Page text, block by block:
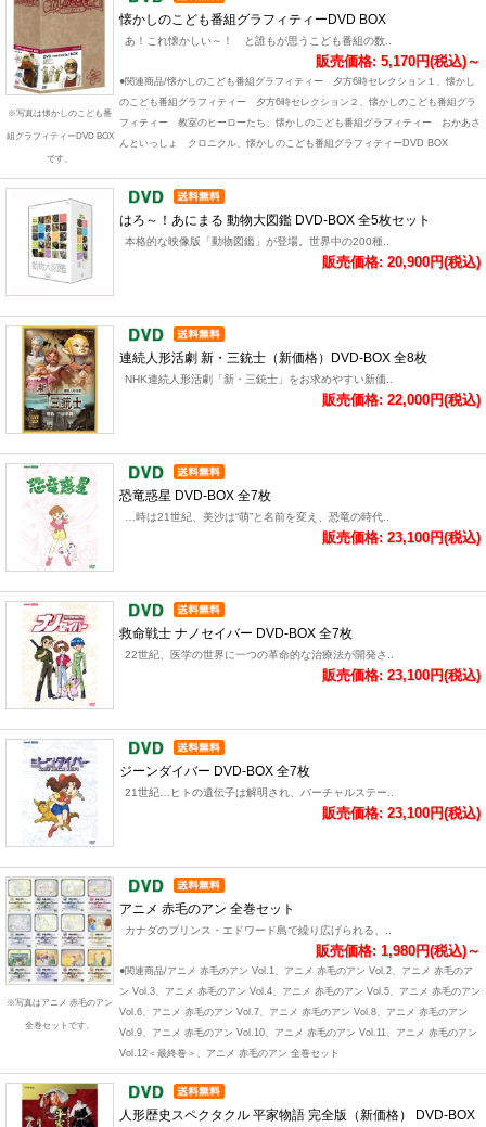
※写真は懐かしのこども番
組グラフィティーDVD BOX
です。
懐かしのこども番組グラフィティーDVD BOX
あ！これ懐かしい～！ と誰もが思うこども番組の数..
販売価格: 5,170円(税込)～
●関連商品/懐かしのこども番組グラフィティー 夕方6時セレクション１、懐かし
のこども番組グラフィティー 夕方6時セレクション２、懐かしのこども番組グラ
フィティー 教室のヒーローたち、懐かしのこども番組グラフィティー おかあさ
んといっしょ クロニクル、懐かしのこども番組グラフィティーDVD BOX
はろ～！あにまる 動物大図鑑 DVD-BOX 全5枚セット
本格的な映像版「動物図鑑」が登場。世界中の200種..
販売価格: 20,900円(税込)
連続人形活劇 新・三銃士（新価格）DVD-BOX 全8枚
NHK連続人形活劇「新・三銃士」をお求めやすい新価..
販売価格: 22,000円(税込)
恐竜惑星 DVD-BOX 全7枚
…時は21世紀、美沙は“萌”と名前を変え、恐竜の時代..
販売価格: 23,100円(税込)
救命戦士 ナノセイバー DVD-BOX 全7枚
22世紀、医学の世界に一つの革命的な治療法が開発さ..
販売価格: 23,100円(税込)
ジーンダイバー DVD-BOX 全7枚
21世紀…ヒトの遺伝子は解明され、バーチャルステー..
販売価格: 23,100円(税込)
※写真はアニメ 赤毛のアン
全巻セットです。
アニメ 赤毛のアン 全巻セット
カナダのプリンス・エドワード島で繰り広げられる、..
販売価格: 1,980円(税込)～
●関連商品/アニメ 赤毛のアン Vol.1、アニメ 赤毛のアン Vol.2、アニメ 赤毛のア
ン Vol.3、アニメ 赤毛のアン Vol.4、アニメ 赤毛のアン Vol.5、アニメ 赤毛のアン
Vol.6、アニメ 赤毛のアン Vol.7、アニメ 赤毛のアン Vol.8、アニメ 赤毛のアン
Vol.9、アニメ 赤毛のアン Vol.10、アニメ 赤毛のアン Vol.11、アニメ 赤毛のアン
Vol.12＜最終巻＞、アニメ 赤毛のアン 全巻セット
人形歴史スペクタクル 平家物語 完全版（新価格） DVD-BOX